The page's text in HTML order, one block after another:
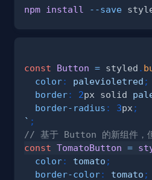
npm install --save
const Button = styled .
color: palevioletred ;
border: 2px solid
border-radius : 3px;
` ;
// 基于 Button 的新组件，但
const TomatoButton =
color: tomato ;
border-color: tomato ;